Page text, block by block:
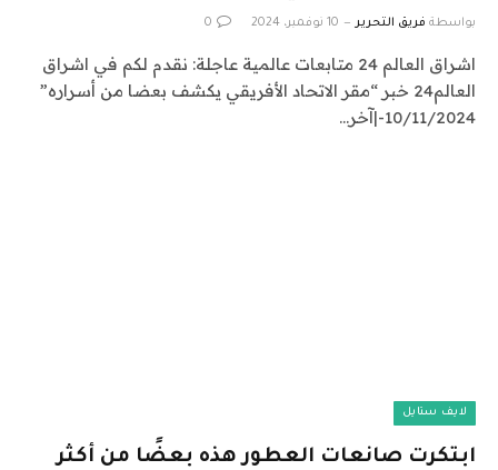
بواسطة فريق التحرير 10 نوفمبر، 2024 0
اشراق العالم 24 متابعات عالمية عاجلة: نقدم لكم في اشراق
العالم24 خبر “مقر الاتحاد الأفريقي يكشف بعضا من أسراره”
10/11/2024-|آخر…
لايف ستايل
ابتكرت صانعات العطور هذه بعضًا من أكثر